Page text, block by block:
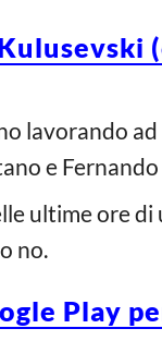
lavorando
e
ultime ore
no.
Play